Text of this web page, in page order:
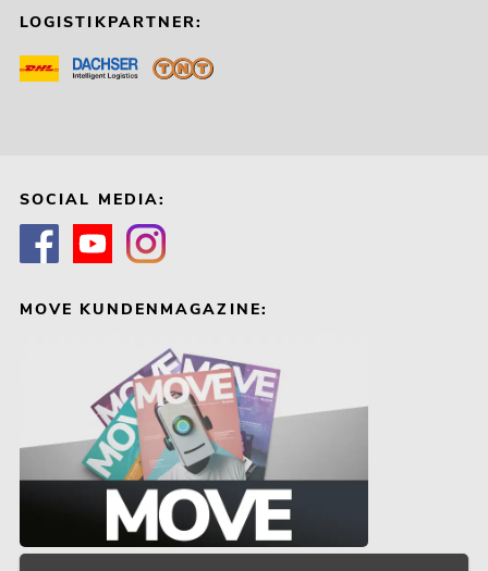
LOGISTIKPARTNER:
SOCIAL MEDIA:
MOVE KUNDENMAGAZINE: